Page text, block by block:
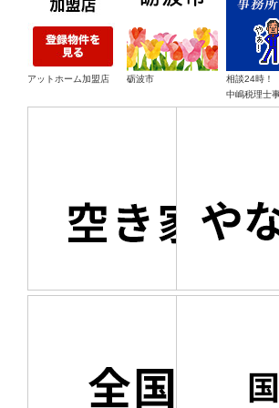
アットホーム加盟店 砺波市
相談24時！
中嶋税理士